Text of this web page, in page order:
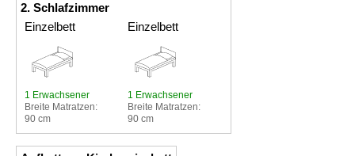
2. Schlafzimmer
Einzelbett
1 Erwachsener
Breite Matratzen:
90 cm
Einzelbett
1 Erwachsener
Breite Matratzen:
90 cm